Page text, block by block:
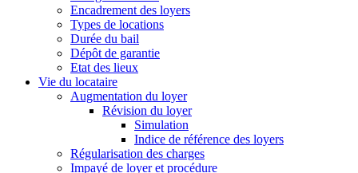
Encadrement des loyers
Types de locations
Durée du bail
Dépôt de garantie
Etat des lieux
Vie du locataire
Augmentation du loyer
Révision du loyer
Simulation
Indice de référence des loyers
Régularisation des charges
Impayé de loyer et procédure